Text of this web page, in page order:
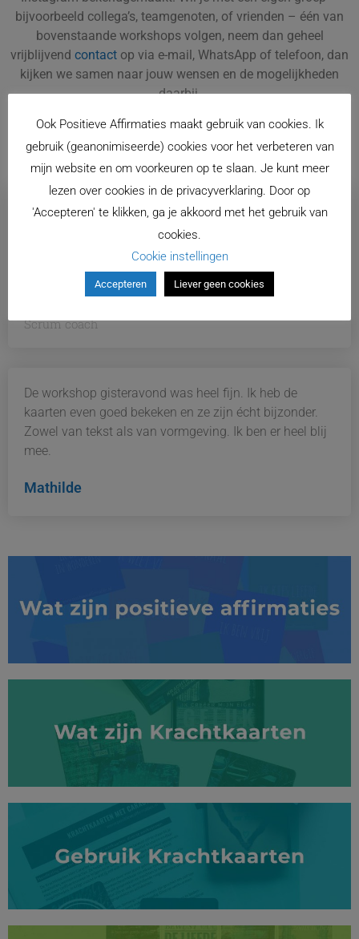
bijvoorbeeld collega’s, teamgenoten, of vrienden – één van
bovenstaande workshops volgen, neem dan geheel
vrijblijvend contact op via e-mail, WhatsApp of telefoon, dan
kijken we samen naar jouw wensen en de mogelijkheden
daarbij.
Het was super om gisteravond met de Krachtkaarten te
mogen oefenen. Vooral de ronde waarin we elkaar een
passende kaart gaven als compliment leverde een
positieve fibe op.
Scrum coach
De workshop gisteravond was heel fijn. Ik heb de
kaarten even goed bekeken en ze zijn écht bijzonder.
Zowel van tekst als van vormgeving. Ik ben er heel blij
mee.
Mathilde
Ook Positieve Affirmaties maakt gebruik van cookies. Ik
gebruik (geanonimiseerde) cookies voor het verbeteren van
mijn website en om voorkeuren op te slaan. Je kunt meer
lezen over cookies in de privacyverklaring. Door op
'Accepteren' te klikken, ga je akkoord met het gebruik van
cookies.
Cookie instellingen
Accepteren Liever geen cookies